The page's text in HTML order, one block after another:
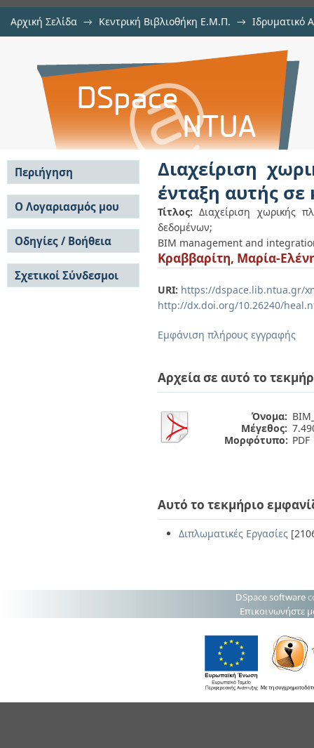
Αρχική Σελίδα → Κεντρική Βιβλιοθήκη Ε.Μ.Π. → Ιδρυματικό
Διαχείριση χωρικής
κτηματολογική βάση δεδομένων
Διαχείριση
ένταξη αυτής
Τίτλος: Διαχείριση χωρικής
δεδομένων;
BIM management and
Κραββαρίτη, Μαρία-
URI: https://dspace.lib.ntua.gr/
http://dx.doi.org/10.26240/
Εμφάνιση πλήρους εγγραφής
Αρχεία σε αυτό το
Όνομα:
Μέγεθος:
Μορφότυπο: PDF
Αυτό το τεκμήριο
Διπλωματικές Εργασίες
Περιήγηση
Σε όλο το DSpace
Κοινότητες & Συλλογές
Ανά Ημερομηνία
Έκδοσης
Συγγραφείς
Τίτλοι
Θέματα
Ο Λογαριασμός μου
Σύνδεση
Εγγραφή
Οδηγίες / Βοήθεια
Οδηγίες Υποβολής
Οδηγίες Χρήσης ΙΑ
Συχνές Ερωτήσεις
Σχετικοί Σύνδεσμοι
DSpace software
Επικοινωνήστε